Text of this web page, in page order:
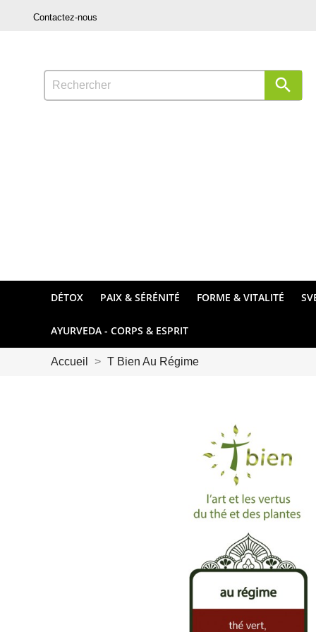
Contactez-nous

DÉTOX PAIX & SÉRÉNITÉ FORME & VITALITÉ
AYURVEDA - CORPS & ESPRIT
Accueil T Bien Au Régime